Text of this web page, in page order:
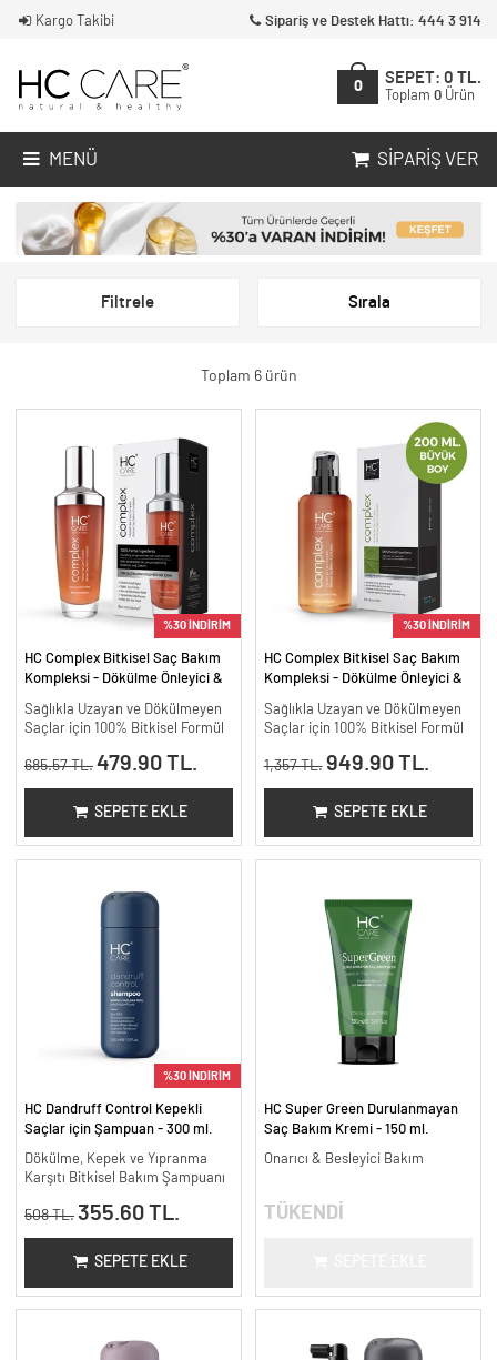
Kargo Takibi Sipariş ve Destek Hattı: 444 3 914
0
SEPET: 0 TL.
Toplam 0 Ürün
MENÜ SIPARIŞ VER
Filtrele Sırala
Toplam 6 ürün
%30 İNDİRİM
HC Complex Bitkisel Saç Bakım
Kompleksi - Dökülme Önleyici &
100 ml
Sağlıkla Uzayan ve Dökülmeyen
Saçlar için 100% Bitkisel Formül
685.57 TL. 479.90 TL.
SEPETE EKLE
%30 İNDİRİM
HC Complex Bitkisel Saç Bakım
Kompleksi - Dökülme Önleyici &
200 ml.
Sağlıkla Uzayan ve Dökülmeyen
Saçlar için 100% Bitkisel Formül
1,357 TL. 949.90 TL.
SEPETE EKLE
%30 İNDİRİM
HC Dandruff Control Kepekli
Saçlar için Şampuan - 300 ml.
Dökülme, Kepek ve Yıpranma
Karşıtı Bitkisel Bakım Şampuanı
508 TL. 355.60 TL.
SEPETE EKLE
HC Super Green Durulanmayan
Saç Bakım Kremi - 150 ml.
Onarıcı & Besleyici Bakım
TÜKENDİ